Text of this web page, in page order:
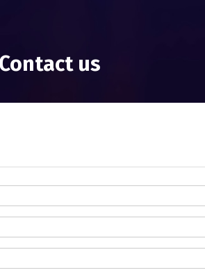
Contact us